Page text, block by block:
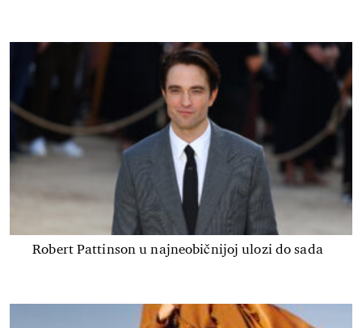
Robert Pattinson u najneobičnijoj ulozi do sada